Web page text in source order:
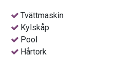
Tvättmaskin
Kylskåp
Pool
Hårtork